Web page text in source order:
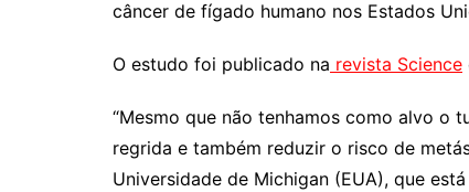
câncer de fígado humano nos Estados
O estudo foi publicado na revista Science
“Mesmo que não tenhamos como alvo o
regrida e também reduzir o risco de
Universidade de Michigan (EUA), que